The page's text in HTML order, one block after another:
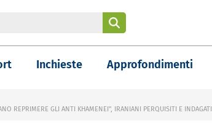
Inchieste Approfondimenti
REPRIMERE GLI ANTI KHAMENEI", IRANIANI PERQUISITI E INDAGATI